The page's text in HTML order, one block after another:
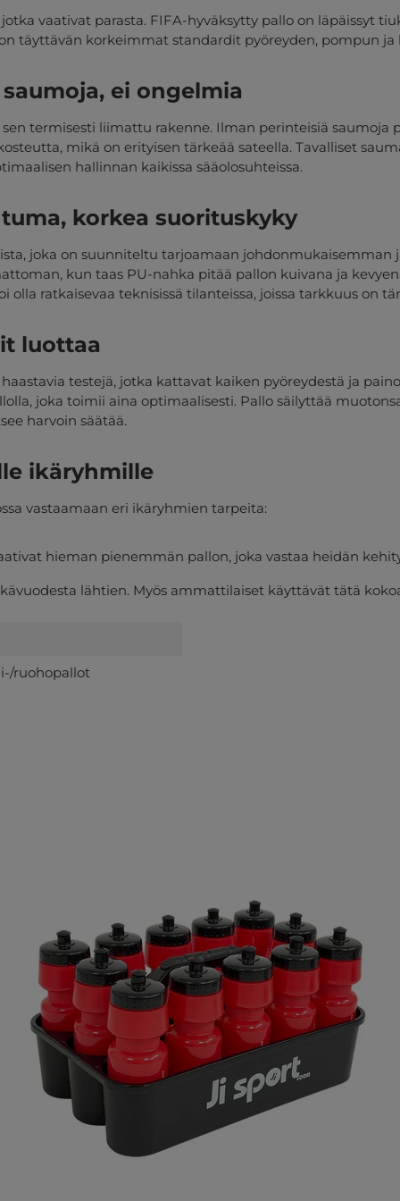
vaativat parasta. FIFA-hyväksytty pallo on läpäissyt
täyttävän korkeimmat standardit pyöreyden, pompun ja
ei ongelmia
termisesti liimattu rakenne. Ilman perinteisiä
mikä on erityisen tärkeää sateella. Tavalliset
hallinnan kaikissa sääolosuhteissa.
korkea suorituskyky
joka on suunniteltu tarjoamaan
kun taas PU-nahka pitää pallon kuivana ja
ratkaisevaa teknisissä tilanteissa, joissa tarkkuus on
luottaa
testejä, jotka kattavat kaiken pyöreydestä ja
joka toimii aina optimaalisesti. Pallo säilyttää
harvoin säätää.
ikäryhmille
vastaamaan eri ikäryhmien tarpeita:
hieman pienemmän pallon, joka vastaa heidän
lähtien. Myös ammattilaiset käyttävät tätä
ruohopallot